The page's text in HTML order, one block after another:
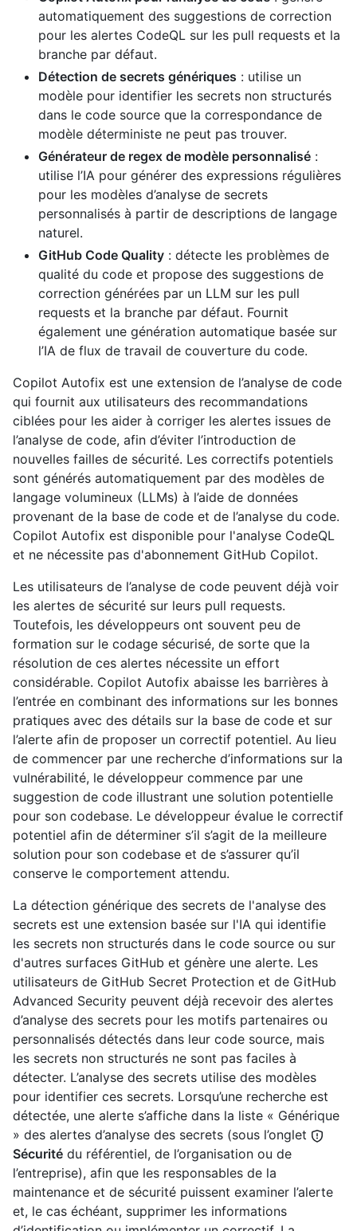
automatiquement des suggestions de correction
pour les alertes CodeQL sur les pull requests et la
branche par défaut.
Détection de secrets génériques : utilise un
modèle pour identifier les secrets non structurés
dans le code source que la correspondance de
modèle déterministe ne peut pas trouver.
Générateur de regex de modèle personnalisé :
utilise l’IA pour générer des expressions régulières
pour les modèles d’analyse de secrets
personnalisés à partir de descriptions de langage
naturel.
GitHub Code Quality : détecte les problèmes de
qualité du code et propose des suggestions de
correction générées par un LLM sur les pull
requests et la branche par défaut. Fournit
également une génération automatique basée sur
l’IA de flux de travail de couverture du code.
Copilot Autofix est une extension de l’analyse de code
qui fournit aux utilisateurs des recommandations
ciblées pour les aider à corriger les alertes issues de
l’analyse de code, afin d’éviter l’introduction de
nouvelles failles de sécurité. Les correctifs potentiels
sont générés automatiquement par des modèles de
langage volumineux (LLMs) à l’aide de données
provenant de la base de code et de l’analyse du code.
Copilot Autofix est disponible pour l'analyse CodeQL
et ne nécessite pas d'abonnement GitHub Copilot.
Les utilisateurs de l’analyse de code peuvent déjà voir
les alertes de sécurité sur leurs pull requests.
Toutefois, les développeurs ont souvent peu de
formation sur le codage sécurisé, de sorte que la
résolution de ces alertes nécessite un effort
considérable. Copilot Autofix abaisse les barrières à
l’entrée en combinant des informations sur les bonnes
pratiques avec des détails sur la base de code et sur
l’alerte afin de proposer un correctif potentiel. Au lieu
de commencer par une recherche d’informations sur la
vulnérabilité, le développeur commence par une
suggestion de code illustrant une solution potentielle
pour son codebase. Le développeur évalue le correctif
potentiel afin de déterminer s’il s’agit de la meilleure
solution pour son codebase et de s’assurer qu’il
conserve le comportement attendu.
La détection générique des secrets de l'analyse des
secrets est une extension basée sur l'IA qui identifie
les secrets non structurés dans le code source ou sur
d'autres surfaces GitHub et génère une alerte. Les
utilisateurs de GitHub Secret Protection et de GitHub
Advanced Security peuvent déjà recevoir des alertes
d’analyse des secrets pour les motifs partenaires ou
personnalisés détectés dans leur code source, mais
les secrets non structurés ne sont pas faciles à
détecter. L’analyse des secrets utilise des modèles
pour identifier ces secrets. Lorsqu’une recherche est
détectée, une alerte s’affiche dans la liste « Générique
» des alertes d’analyse des secrets (sous l’onglet
Sécurité du référentiel, de l’organisation ou de
l’entreprise), afin que les responsables de la
maintenance et de sécurité puissent examiner l’alerte
et, le cas échéant, supprimer les informations